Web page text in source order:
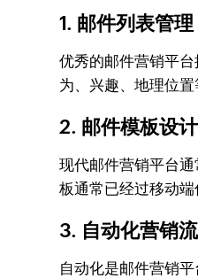
1. 邮件列表管理
优秀的邮件营销平
为、兴趣、地理位
2. 邮件模板设计
现代邮件营销平台
板通常已经过移动端
3. 自动化营销
自动化是邮件营销